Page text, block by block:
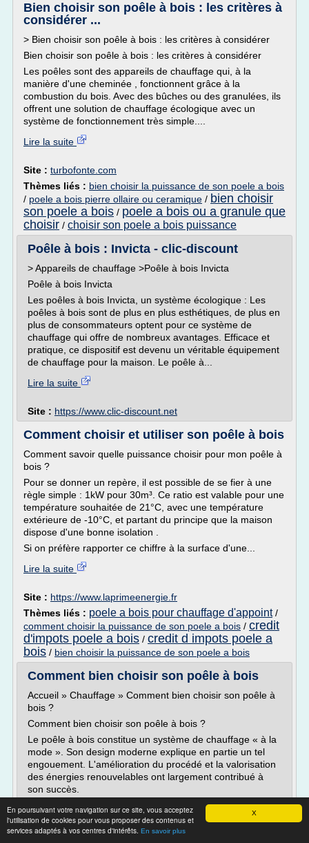
X
En poursuivant votre navigation sur ce site, vous acceptez
l'utilisation de cookies pour vous proposer des contenus et
services adaptés à vos centres d'intérêts. En savoir plus
Bien choisir son poêle à bois : les critères à
considérer ...
> Bien choisir son poêle à bois : les critères à considérer
Bien choisir son poêle à bois : les critères à considérer
Les poêles sont des appareils de chauffage qui, à la
manière d'une cheminée , fonctionnent grâce à la
combustion du bois. Avec des bûches ou des granulées, ils
offrent une solution de chauffage écologique avec un
système de fonctionnement très simple....
Lire la suite
Site : turbofonte.com
Thèmes liés : bien choisir la puissance de son poele a bois
/ poele a bois pierre ollaire ou ceramique / bien choisir
son poele a bois / poele a bois ou a granule que
choisir / choisir son poele a bois puissance
Poêle à bois : Invicta - clic-discount
> Appareils de chauffage >Poêle à bois Invicta
Poêle à bois Invicta
Les poêles à bois Invicta, un système écologique : Les
poêles à bois sont de plus en plus esthétiques, de plus en
plus de consommateurs optent pour ce système de
chauffage qui offre de nombreux avantages. Efficace et
pratique, ce dispositif est devenu un véritable équipement
de chauffage pour la maison. Le poêle à...
Lire la suite
Site : https://www.clic-discount.net
Comment choisir et utiliser son poêle à bois
Comment savoir quelle puissance choisir pour mon poêle à
bois ?
Pour se donner un repère, il est possible de se fier à une
règle simple : 1kW pour 30m³. Ce ratio est valable pour une
température souhaitée de 21°C, avec une température
extérieure de -10°C, et partant du principe que la maison
dispose d'une bonne isolation .
Si on préfère rapporter ce chiffre à la surface d'une...
Lire la suite
Site : https://www.laprimeenergie.fr
Thèmes liés : poele a bois pour chauffage d'appoint/
comment choisir la puissance de son poele a bois / credit
d'impots poele a bois / credit d impots poele a
bois / bien choisir la puissance de son poele a bois
Comment bien choisir son poêle à bois
Accueil » Chauffage » Comment bien choisir son poêle à
bois ?
Comment bien choisir son poêle à bois ?
Le poêle à bois constitue un système de chauffage « à la
mode ». Son design moderne explique en partie un tel
engouement. L'amélioration du procédé et la valorisation
des énergies renouvelables ont largement contribué à
son succès.
Lire la suite